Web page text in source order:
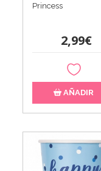
Princess
2,99€
AÑADIR